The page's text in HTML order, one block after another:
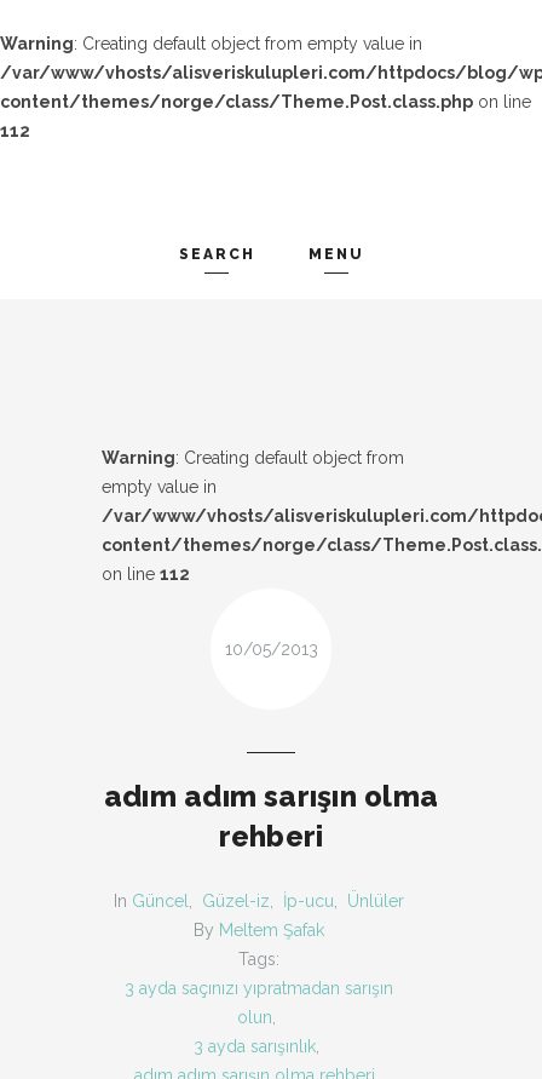
Warning: Creating default object from empty value in
/var/www/vhosts/alisveriskulupleri.com/httpdocs/blog/
content/themes/norge/class/Theme.Post.class.php on line
112
SEARCH MENU
Warning: Creating default object from
empty value in
/var/www/vhosts/alisveriskulupleri.com/
content/themes/norge/class/
on line 112
10/05/2013
adım adım sarışın olma
rehberi
In Güncel Güzel-iz İp-ucu
Ünlüler
By Meltem Şafak
Tags:
3 ayda saçınızı yıpratmadan sarışın
olun
3 ayda sarışınlık